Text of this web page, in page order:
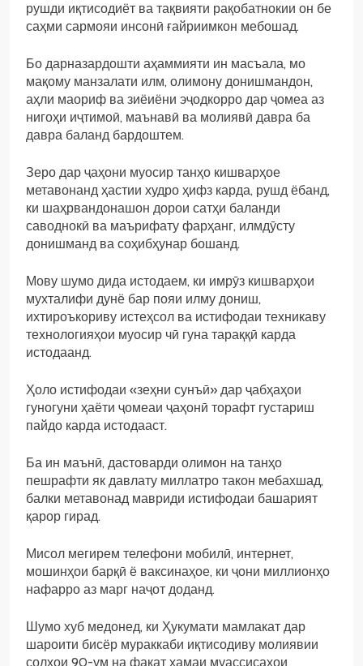
рушди иқтисодиёт ва тақвияти рақобатнокии он бе
саҳми сармояи инсонӣ ғайриимкон мебошад.
Бо дарназардошти аҳаммияти ин масъала, мо
мақому манзалати илм, олимону донишмандон,
аҳли маориф ва зиёиёни эҷодкорро дар ҷомеа аз
нигоҳи иҷтимоӣ, маънавӣ ва молиявӣ давра ба
давра баланд бардоштем.
Зеро дар ҷаҳони муосир танҳо кишварҳое
метавонанд ҳастии худро ҳифз карда, рушд ёбанд,
ки шаҳрвандонашон дорои сатҳи баланди
саводнокӣ ва маърифату фарҳанг, илмдӯсту
донишманд ва соҳибҳунар бошанд.
Мову шумо дида истодаем, ки имрӯз кишварҳои
мухталифи дунё бар пояи илму дониш,
ихтироъкориву истеҳсол ва истифодаи техникаву
технологияҳои муосир чӣ гуна тараққӣ карда
истодаанд.
Ҳоло истифодаи «зеҳни сунъӣ» дар ҷабҳаҳои
гуногуни ҳаёти ҷомеаи ҷаҳонӣ торафт густариш
пайдо карда истодааст.
Ба ин маънӣ, дастоварди олимон на танҳо
пешрафти як давлату миллатро такон мебахшад,
балки метавонад мавриди истифодаи башарият
қарор гирад.
Мисол мегирем телефони мобилӣ, интернет,
мошинҳои барқӣ ё ваксинаҳое, ки ҷони миллионҳо
нафарро аз марг наҷот доданд.
Шумо хуб медонед, ки Ҳукумати мамлакат дар
шароити бисёр мураккаби иқтисодиву молиявии
солҳои 90-ум на фақат ҳамаи муассисаҳои